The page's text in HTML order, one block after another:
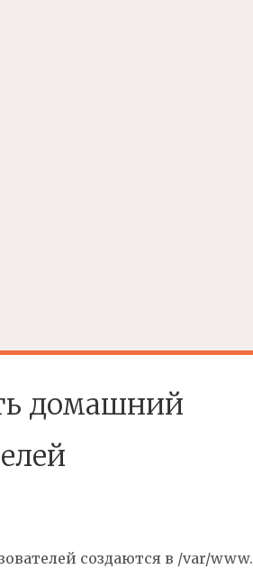
домашний
создаются в /var/www.